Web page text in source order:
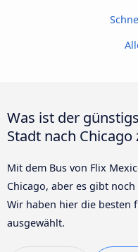
Was ist der
Stadt nach
Mit dem Bus von Flix
Chicago, aber es gibt
Wir haben hier die besten
ausgewählt.